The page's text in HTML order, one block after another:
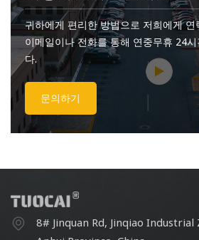
귀하에게 편리한 방법으로 저희에게 연
이메일이나 전화를 통해 연중무휴 24
다.
문의하기
8# Jinquan Rd, Jinqiao